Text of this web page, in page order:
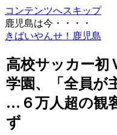
コンテンツへスキップ
鹿児島は今・・・・
きばいやんせ！鹿児島
高校サッカー初
学園、「全員が
…６万人超の観
ず